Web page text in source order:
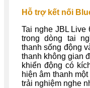
Hỗ trợ kết nối
Tai nghe JBL Live
trong dòng tai
thanh sống động
thanh không gian
khiển động có
hiện âm thanh
trải nghiệm nghe